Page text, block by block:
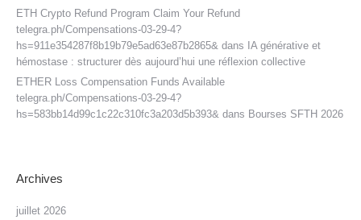
ETH Crypto Refund Program Claim Your Refund
telegra.ph/Compensations-03-29-4?
hs=911e354287f8b19b79e5ad63e87b2865& dans IA générative et
hémostase : structurer dès aujourd’hui une réflexion collective
ETHER Loss Compensation Funds Available
telegra.ph/Compensations-03-29-4?
hs=583bb14d99c1c22c310fc3a203d5b393& dans Bourses SFTH 2026
Archives
juillet 2026